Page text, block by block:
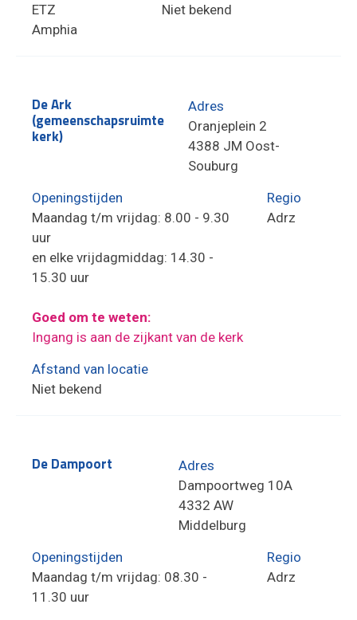
ETZ
Amphia
Niet bekend
De Ark
(gemeenschapsruimte
kerk)
Adres
Oranjeplein 2
4388 JM Oost-
Souburg
Openingstijden
Maandag t/m vrijdag: 8.00 - 9.30
uur
en elke vrijdagmiddag: 14.30 -
15.30 uur
Goed om te weten:
Ingang is aan de zijkant van de kerk
Regio
Adrz
Afstand van locatie
Niet bekend
De Dampoort
Adres
Dampoortweg 10A
4332 AW
Middelburg
Openingstijden
Maandag t/m vrijdag: 08.30 -
11.30 uur
Regio
Adrz